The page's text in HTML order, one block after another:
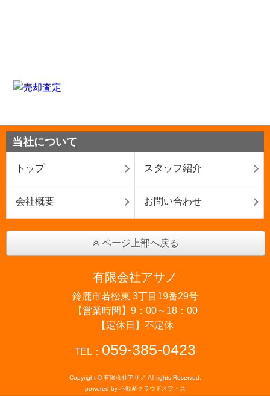
当社について
トップ スタッフ紹介
会社概要 お問い合わせ
ページ上部へ戻る
有限会社アサノ
鈴鹿市若松東 3丁目19番29号
【営業時間】9：00～18：00
【定休日】不定休
TEL： 059-385-0423
Copyright © 有限会社アサノ All rights Reserved.
powered by 不動産クラウドオフィス